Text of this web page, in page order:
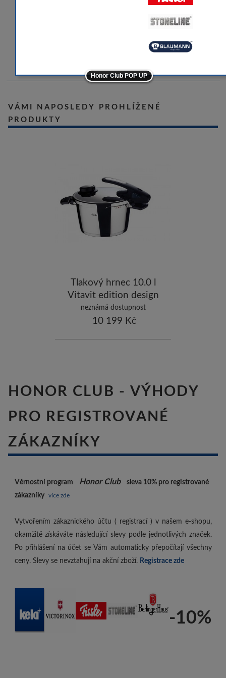
míchat jej a dochucovat. Mezi bohatou základní
výbavu tohoto modelu patří unikátní polohovací
nástroj, dva nastavitelné stupně vaření a ukazatel
VÁMI NAPOSLEDY PROHLÍŽENÉ
PRODUKTY
Tlakový hrnec 10.0 l
Vitavit edition design
neznámá dostupnost
10 199 Kč
HONOR CLUB - VÝHODY
PRO REGISTROVANÉ
ZÁKAZNÍKY
Věrnostní program Honor Club sleva 10% pro registrované
zákazníky více zde
Vytvořením zákaznického účtu ( registrací ) v našem e-shopu,
okamžitě získáváte následující slevy podle jednotlivých značek.
Po přihlášení na účet se Vám automaticky přepočítají všechny
ceny. Slevy se nevztahují na akční zboží. Registrace zde
-10%
-5%
-
Honor Club POP UP